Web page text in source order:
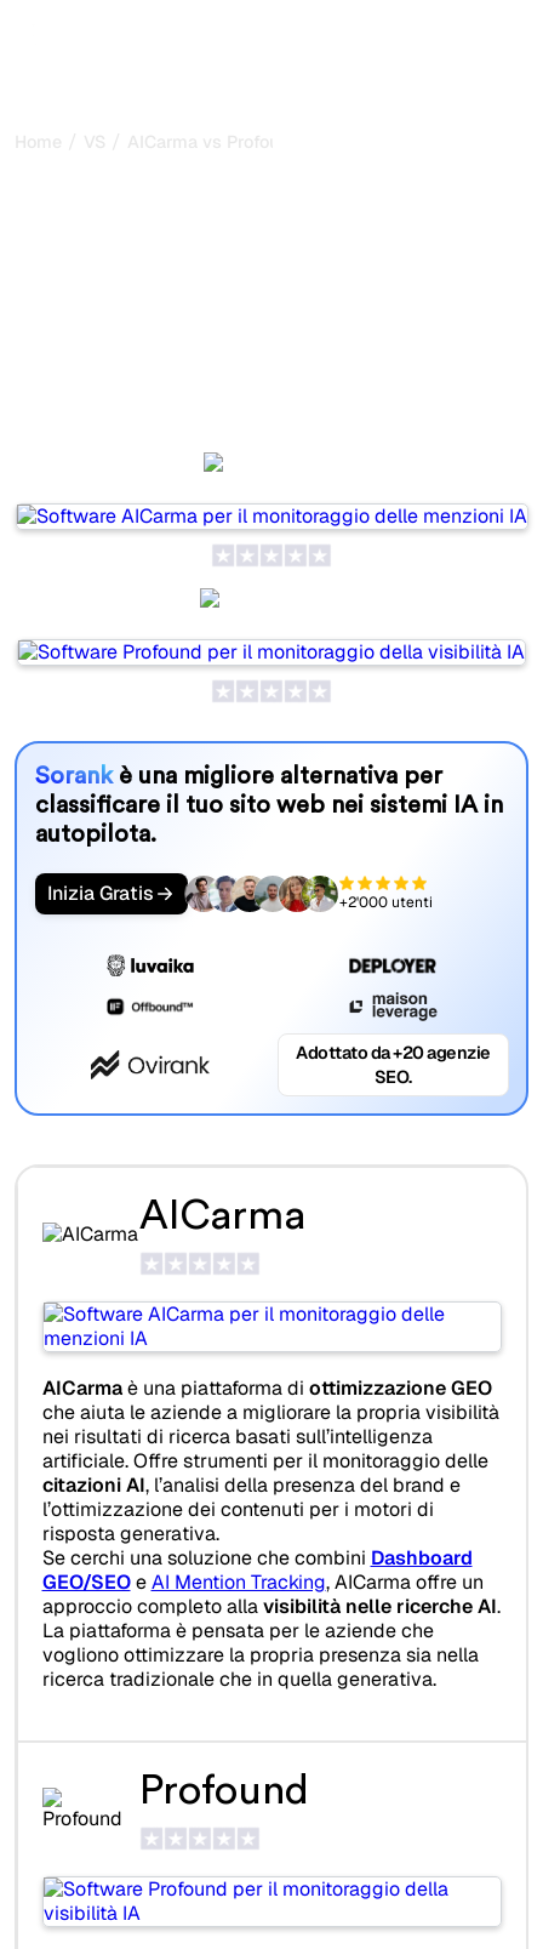
Home / VS / AICarma vs Profound
Sorank è una migliore alternativa per
classificare il tuo sito web nei sistemi IA in
autopilota.
Inizia Gratis +2'000 utenti
Adottato da +20 agenzie
SEO.
AICarma
AICarmaè una piattaforma di ottimizzazione GEO
che aiuta le aziende a migliorare la propria visibilità
nei risultati di ricerca basati sull’intelligenza
artificiale. Offre strumenti per il monitoraggio delle
citazioni AI, l’analisi della presenza del brand e
l’ottimizzazione dei contenuti per i motori di
risposta generativa.
Se cerchi una soluzione che combini Dashboard
GEO/SEOeAI Mention Tracking, AICarma offre un
approccio completo allavisibilità nelle ricerche AI.
La piattaforma è pensata per le aziende che
vogliono ottimizzare la propria presenza sia nella
ricerca tradizionale che in quella generativa.
Profound